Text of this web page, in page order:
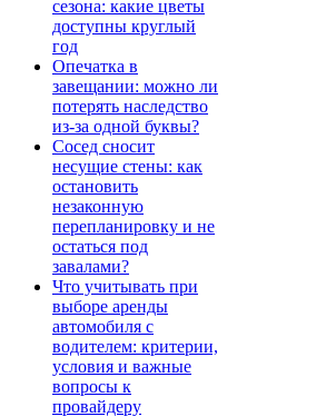
сезона: какие цветы
доступны круглый
год
Опечатка в
завещании: можно ли
потерять наследство
из-за одной буквы?
Сосед сносит
несущие стены: как
остановить
незаконную
перепланировку и не
остаться под
завалами?
Что учитывать при
выборе аренды
автомобиля с
водителем: критерии,
условия и важные
вопросы к
провайдеру